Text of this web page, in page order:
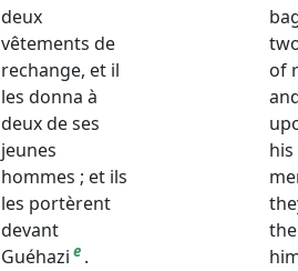
deux
vêtements de
rechange, et il
les donna à
deux de ses
jeunes
hommes ; et ils
les portèrent
devant
Guéhazi e .
of